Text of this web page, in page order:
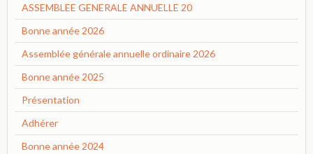
ASSEMBLEE GENERALE ANNUELLE 20
Bonne année 2026
Assemblée générale annuelle ordinaire 2026
Bonne année 2025
Présentation
Adhérer
Bonne année 2024